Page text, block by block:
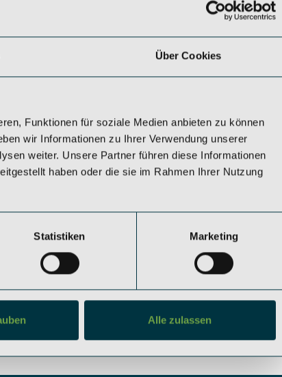
Über Cookies
Funktionen für soziale Medien anbieten zu können
wir Informationen zu Ihrer Verwendung unserer
weiter. Unsere Partner führen diese Informationen
haben oder die sie im Rahmen Ihrer Nutzung
Statistiken Marketing
Alle zulassen